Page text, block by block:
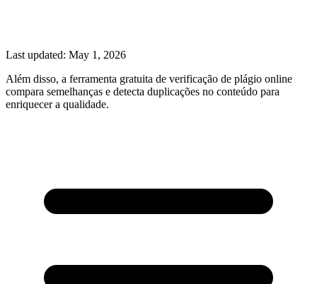
Last updated: May 1, 2026
Além disso, a ferramenta gratuita de verificação de plágio online
compara semelhanças e detecta duplicações no conteúdo para
enriquecer a qualidade.